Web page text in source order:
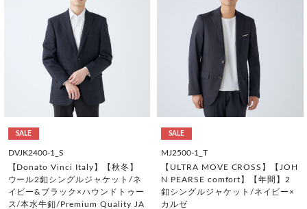
SALE
DVJK2400-1_S
【Donato Vinci Italy】【秋冬】
ウール2釦シングルジャケット/ネ
イビー&ブラック×ハウンドトゥー
ス/本水牛釦/Premium Quality JA
SALE
MJ2500-1_T
【ULTRA MOVE CROSS】【JOH
N PEARSE comfort】【年間】2
釦シングルジャケット/ネイビー×
カルゼ